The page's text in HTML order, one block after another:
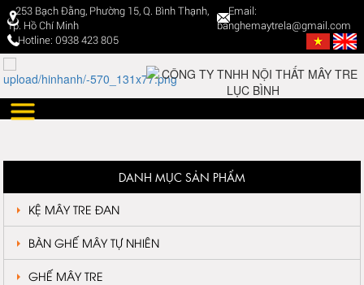
253 Bạch Đằng, Phường 15, Q. Bình Thạnh,
Tp. Hồ Chí Minh
Email:
banghemaytrela@gmail.com
Hotline: 0938 423 805
DANH MỤC SẢN PHẨM
KỆ MÂY TRE ĐAN
BÀN GHẾ MÂY TỰ NHIÊN
GHẾ MÂY TRE